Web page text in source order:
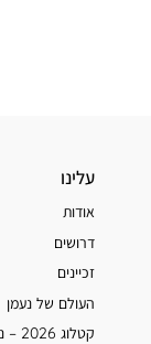
עלינו
עלינו
אודות
דרושים
זכיינים
העולם של נעמן
קטלוג 2026 – נעמן